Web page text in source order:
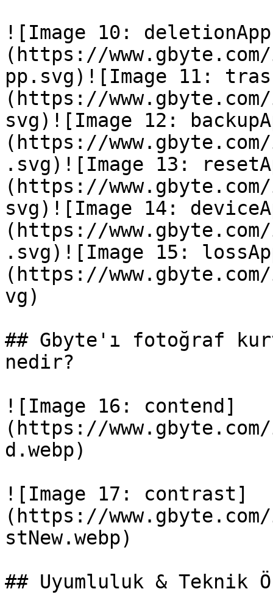
![Image 10:
(https://
pp.svg)![Image 11:
(https://
svg)![Image 12:
(https://www.gbyte.com/
.svg)![Image 13:
(https://
svg)![Image 14:
(https://
.svg)![Image 15:
(https://
vg)
## Gbyte'ı fotoğraf
nedir?
![Image 16: contend]
(https://
d.webp)
![Image 17: contrast]
(https://
stNew.webp)
## Uyumluluk & Teknik